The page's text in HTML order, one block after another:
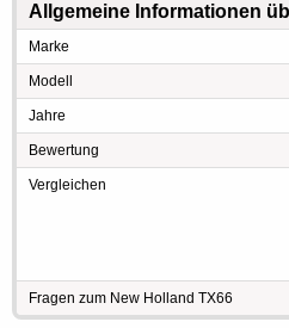
Allgemeine Informationen
Marke
Modell
Jahre
Bewertung
Vergleichen
Fragen zum New Holland TX66